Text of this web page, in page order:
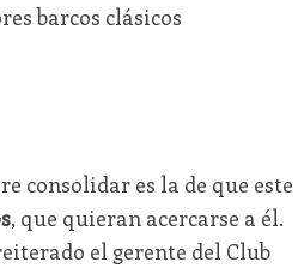
barcos clásicos
consolidar es la de que este
, que quieran acercarse a él.
el gerente del Club